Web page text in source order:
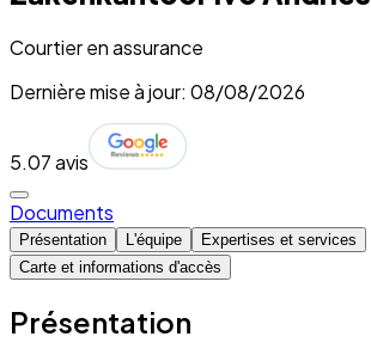
Courtier en assurance
Dernière mise à jour: 08/08/2026
5.07 avis
Documents
Présentation L'équipe
Expertises et services
Carte et informations d'accès
Présentation